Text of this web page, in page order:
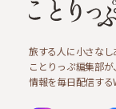
旅する人に小さなし
ことりっぷ編集部
情報を毎日配信する